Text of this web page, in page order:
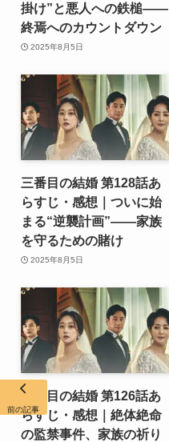
掛け”と悪人への鉄槌――
終焉へのカウントダウン
2025年8月5日
三番目の結婚 第128話あ
らすじ・感想｜ついに始
まる“逆襲計画”――家族
を守るための賭け
2025年8月5日
三番目の結婚 第126話あ
らすじ・感想｜絶体絶命
の監禁事件、家族の祈り
前の記事